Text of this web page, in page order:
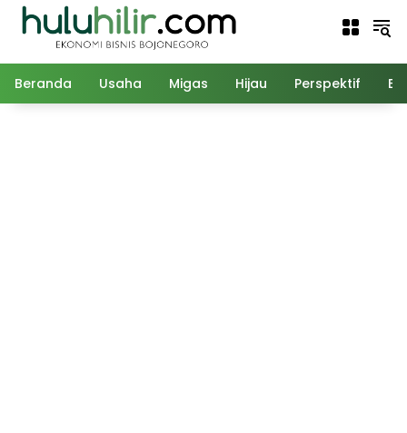
Langsung
Beranda Usaha Migas Hijau Perspektif